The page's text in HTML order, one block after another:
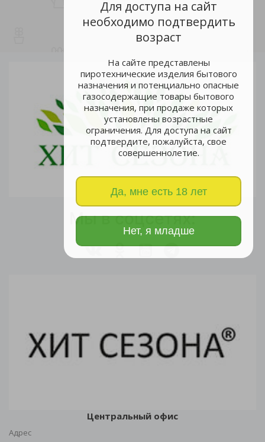
Для доступа на сайт
необходимо подтвердить
возраст
На сайте представлены
пиротехнические изделия бытового
назначения и потенциально опасные
газосодержащие товары бытового
назначения, при продаже которых
установлены возрастные
ограничения. Для доступа на сайт
подтвердите, пожалуйста, свое
совершеннолетие.
Да, мне есть 18 лет
Нет, я младше
Мы в соцсетях:
Центральный офис
Адрес